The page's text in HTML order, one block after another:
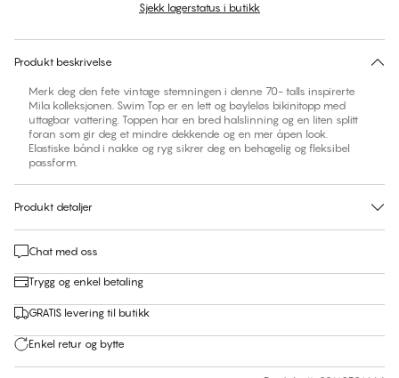
Ingen forslag til størrelse på dette produktet
Sjekk lagerstatus i butikk
Produkt beskrivelse
Merk deg den fete vintage stemningen i denne 70- talls inspirerte
Mila kolleksjonen. Swim Top er en lett og bøyleløs bikinitopp med
uttagbar vattering. Toppen har en bred halslinning og en liten splitt
foran som gir deg et mindre dekkende og en mer åpen look.
Elastiske bånd i nakke og ryg sikrer deg en behagelig og fleksibel
passform.
Produkt detaljer
Chat med oss
Trygg og enkel betaling
GRATIS levering til butikk
Enkel retur og bytte